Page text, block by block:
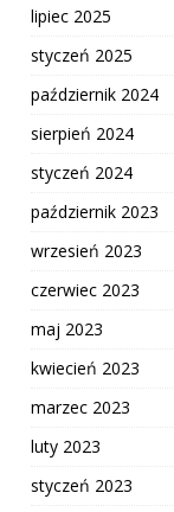
lipiec 2025
styczeń 2025
październik 2024
sierpień 2024
styczeń 2024
październik 2023
wrzesień 2023
czerwiec 2023
maj 2023
kwiecień 2023
marzec 2023
luty 2023
styczeń 2023